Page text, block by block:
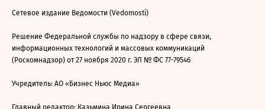
Сетевое издание Ведомости (Vedomosti)
Решение Федеральной службы по надзору в сфере связи,
информационных технологий и массовых коммуникаций
(Роскомнадзор) от 27 ноября 2020 г. ЭЛ № ФС 77-79546
Учредитель: АО «Бизнес Ньюс Медиа»
Главный редактор: Казьмина Ирина Сергеевна